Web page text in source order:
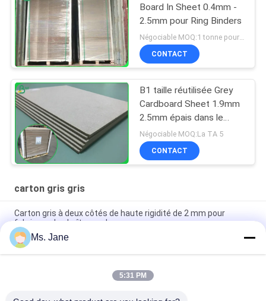
Board In Sheet 0.4mm -
2.5mm pour Ring Binders
CONTACT
B1 taille réutilisée Grey
Cardboard Sheet 1.9mm
2.5mm épais dans le
format 70*100cm
Négociable MOQ:La TA 5
CONTACT
carton gris gris
Carton gris à deux côtés de haute rigidité de 2 mm pour
fabriquer des boîtes cadeaux
Tout bleu couleur Puzzle Jigsaw Carton 1,5 mm Blue
Chipboard Carton Stock
Carton de puzzle bleu clair 1000 grammes 1,5 mm Carton
Ms. Jane
5:31 PM